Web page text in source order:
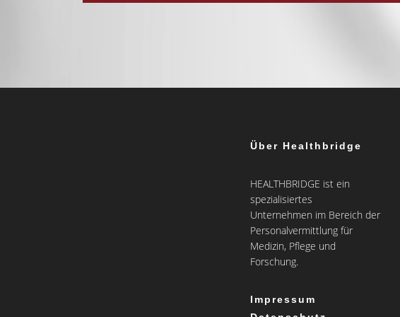
Über Healthbridge
HEALTHBRIDGE ist ein
spezialisiertes
Unternehmen im Bereich der
Personalvermittlung für
Medizin, Pflege und
Forschung.
Impressum